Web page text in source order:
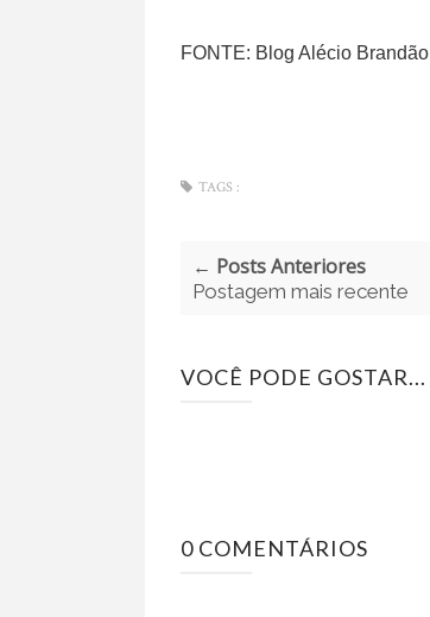
FONTE: Blog Alécio Brandão
TAGS :
← Posts Anteriores
Postagem mais recente
VOCÊ PODE GOSTAR...
0 COMENTÁRIOS